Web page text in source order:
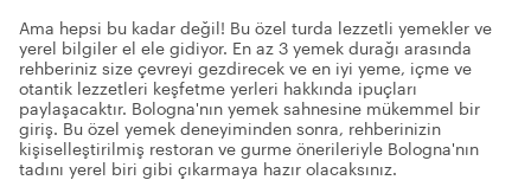
Ama hepsi bu kadar değil! Bu özel turda lezzetli yemekler ve
yerel bilgiler el ele gidiyor. En az 3 yemek durağı arasında
rehberiniz size çevreyi gezdirecek ve en iyi yeme, içme ve
otantik lezzetleri keşfetme yerleri hakkında ipuçları
paylaşacaktır. Bologna'nın yemek sahnesine mükemmel bir
giriş. Bu özel yemek deneyiminden sonra, rehberinizin
kişiselleştirilmiş restoran ve gurme önerileriyle Bologna'nın
tadını yerel biri gibi çıkarmaya hazır olacaksınız.